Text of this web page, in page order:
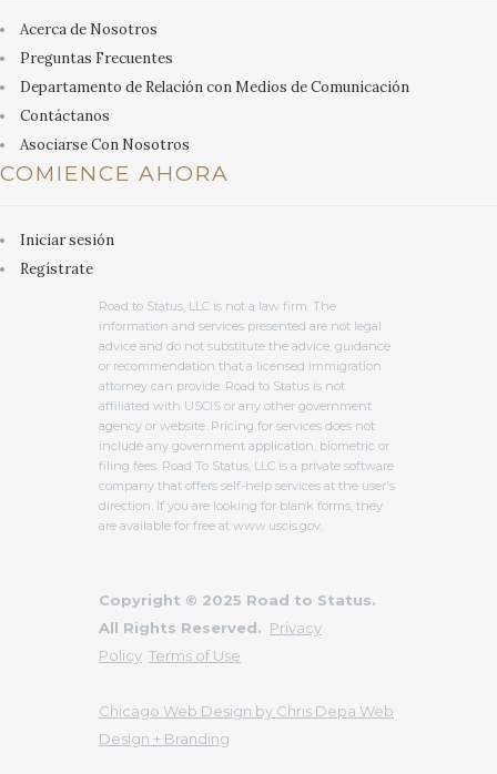
Acerca de Nosotros
Preguntas Frecuentes
Departamento de Relación con Medios de Comunicación
Contáctanos
Asociarse Con Nosotros
COMIENCE AHORA
Iniciar sesión
Regístrate
Road to Status, LLC is not a law firm. The
information and services presented are not legal
advice and do not substitute the advice, guidance
or recommendation that a licensed immigration
attorney can provide. Road to Status is not
affiliated with USCIS or any other government
agency or website. Pricing for services does not
include any government application, biometric or
filing fees. Road To Status, LLC is a private software
company that offers self-help services at the user's
direction. If you are looking for blank forms, they
are available for free at www.uscis.gov.
Copyright © 2025 Road to Status.
All Rights Reserved. Privacy
Policy Terms of Use
Chicago Web Design by Chris Depa Web
Design + Branding